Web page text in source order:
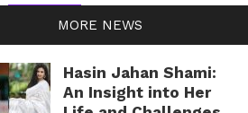
MORE NEWS
Hasin Jahan Shami:
An Insight into Her
कल का IPL मैच — जानकारी
और सलाह
10.04.2026